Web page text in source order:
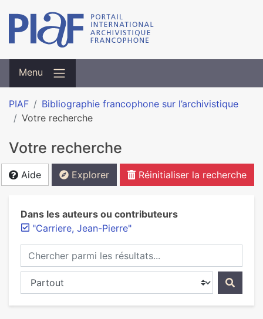
Menu
PIAF
Bibliographie francophone sur l’archivistique
Votre recherche
Votre recherche
Aide Explorer Réinitialiser la recherche
Dans les auteurs ou contributeurs
"Carriere, Jean-Pierre"
Chercher parmi les résultats...
Chercher dans...